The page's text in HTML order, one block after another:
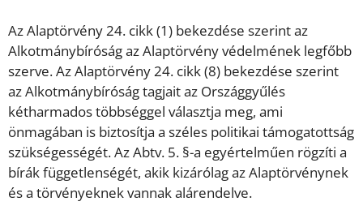
Az Alaptörvény 24. cikk (1) bekezdése szerint az
Alkotmánybíróság az Alaptörvény védelmének legfőbb
szerve. Az Alaptörvény 24. cikk (8) bekezdése szerint
az Alkotmánybíróság tagjait az Országgyűlés
kétharmados többséggel választja meg, ami
önmagában is biztosítja a széles politikai támogatottság
szükségességét. Az Abtv. 5. §-a egyértelműen rögzíti a
bírák függetlenségét, akik kizárólag az Alaptörvénynek
és a törvényeknek vannak alárendelve.